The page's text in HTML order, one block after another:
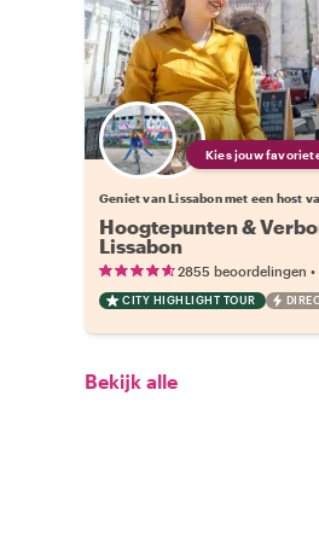
Kies jouw
Geniet van Lissabon met een host
Hoogtepunten &
Lissabon
2855 beoordelingen •
CITY HIGHLIGHT TOUR
Bekijk alle